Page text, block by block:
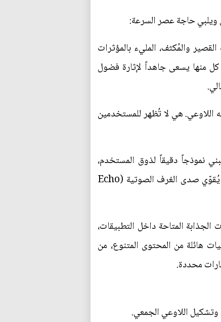
ويلبي حاجة عصر السرعة:
والمُكثف، المليء بالمؤثرات
منها يسعى جاهداً لإثارة فضول
اللاوعي. هي لا تُظهر للمستخدمين
نموذجاً دقيقاً لذوق المستخدم،
وتُغرقهم بمحتوى يُعزز قناعاتهم الحالية ويُصمم خصيصاً ليُناسب حالتهم النفسية الراهنة. هذا التخصيص يُقوّي صدى الغرف الصوتية (Echo
المتاحة داخل التطبيقات،
من المحتوى المتنوع، من
محددة.
وتشكيل اللاوعي الجمعي.